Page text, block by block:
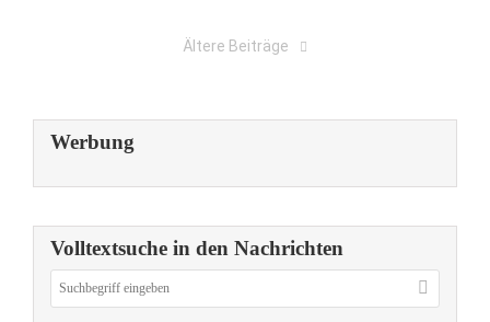
Ältere Beiträge
Werbung
Volltextsuche in den Nachrichten